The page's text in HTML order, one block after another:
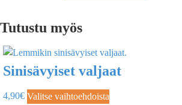
Tutustu myös
Sinisävyiset valjaat
4,90€ Valitse vaihtoehdoista